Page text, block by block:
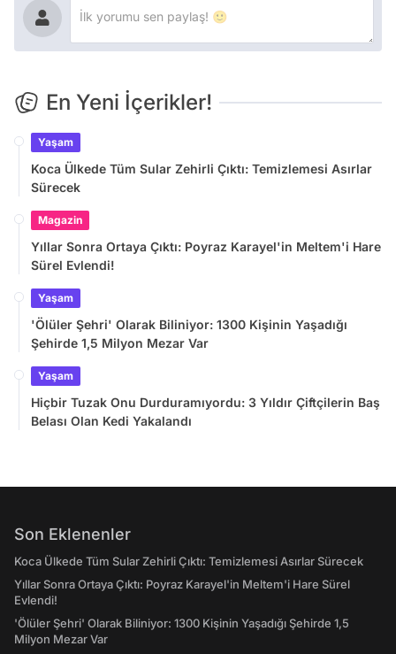
En Yeni İçerikler!
Yaşam
Koca Ülkede Tüm Sular Zehirli Çıktı: Temizlemesi Asırlar
Sürecek
Magazin
Yıllar Sonra Ortaya Çıktı: Poyraz Karayel'in Meltem'i Hare
Sürel Evlendi!
Yaşam
'Ölüler Şehri' Olarak Biliniyor: 1300 Kişinin Yaşadığı
Şehirde 1,5 Milyon Mezar Var
Yaşam
Hiçbir Tuzak Onu Durduramıyordu: 3 Yıldır Çiftçilerin Baş
Belası Olan Kedi Yakalandı
Son Eklenenler
Koca Ülkede Tüm Sular Zehirli Çıktı: Temizlemesi Asırlar Sürecek
Yıllar Sonra Ortaya Çıktı: Poyraz Karayel'in Meltem'i Hare Sürel
Evlendi!
'Ölüler Şehri' Olarak Biliniyor: 1300 Kişinin Yaşadığı Şehirde 1,5
Milyon Mezar Var